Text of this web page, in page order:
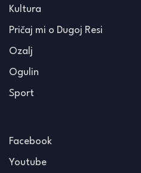
Kultura
Pričaj mi o Dugoj Resi
Ozalj
Ogulin
Sport
Facebook
Youtube